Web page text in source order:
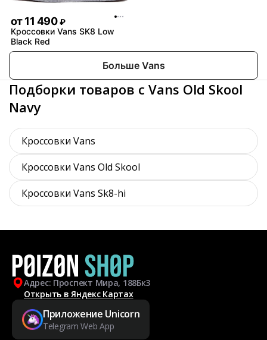
от11 490 ₽
Кроссовки Vans SK8 Low
Black Red
Больше Vans
Подборки товаров с Vans Old Skool
Navy
Кроссовки Vans
Кроссовки Vans Old Skool
Кроссовки Vans Sk8-hi
Адрес: Проспект Мира, 188Бк3
Открыть в Яндекс Картах
Приложение Unicorn
Telegram Web App